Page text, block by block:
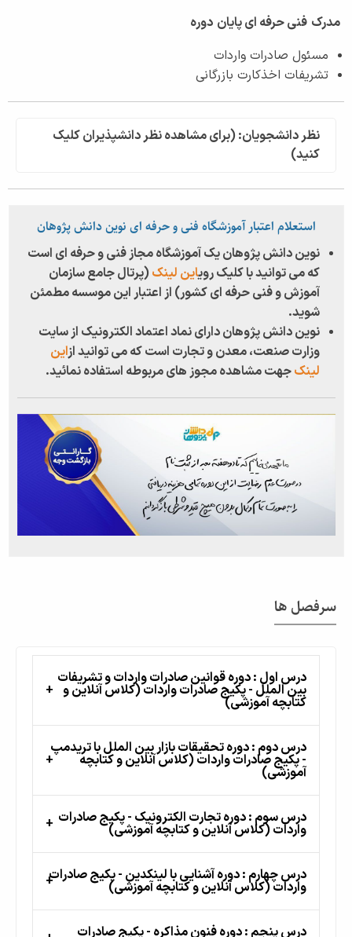
مدرک فنی حرفه ای پایان دوره
مسئول صادرات واردات
تشریفات اخذکارت بازرگانی
نظر دانشجویان: (برای مشاهده نظر دانشپذیران کلیک
کنید)
استعلام اعتبار آموزشگاه فنی و حرفه ای نوین دانش پژوهان
نوین دانش پژوهان یک آموزشگاه مجاز فنی و حرفه ای است
که می توانید با کلیک رویاین لینک(پرتال جامع سازمان
آموزش و فنی حرفه ای کشور) از اعتبار این موسسه مطمئن
شوید.
نوین دانش پژوهان دارای نماد اعتماد الکترونیک از سایت
وزارت صنعت، معدن و تجارت است که می توانید ازاین
لینکجهت مشاهده مجوز های مربوطه استفاده نمائید.
سرفصل ها
درس اول : دوره قوانین صادرات واردات و تشریفات
بین الملل - پکیج صادرات واردات (کلاس آنلاین و
کتابچه آموزشی)
درس دوم : دوره تحقیقات بازار بین الملل با تریدمپ
- پکیج صادرات واردات (کلاس آنلاین و کتابچه
آموزشی)
درس سوم : دوره تجارت الکترونیک - پکیج صادرات
واردات (کلاس آنلاین و کتابچه آموزشی)
درس چهارم : دوره آشنایی با لینکدین - پکیج صادرات
واردات (کلاس آنلاین و کتابچه آموزشی)
درس پنجم : دوره فنون مذاکره - پکیج صادرات